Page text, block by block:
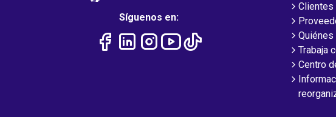
Síguenos en:
Clientes
Trabaja
Centro